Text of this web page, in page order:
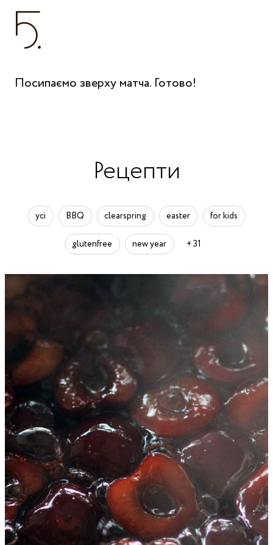
Посипаємо зверху матча. Готово!
Рецепти
усі BBQ clearspring easter for kids
glutenfree new year + 31